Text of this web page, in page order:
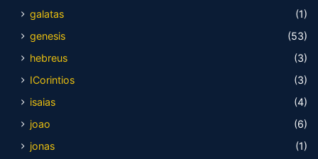
galatas
(1)
genesis
(53)
hebreus
(3)
ICorintios
(3)
isaias
(4)
joao
(6)
jonas
(1)